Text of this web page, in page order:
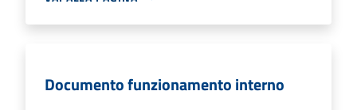
Documento funzionamento interno